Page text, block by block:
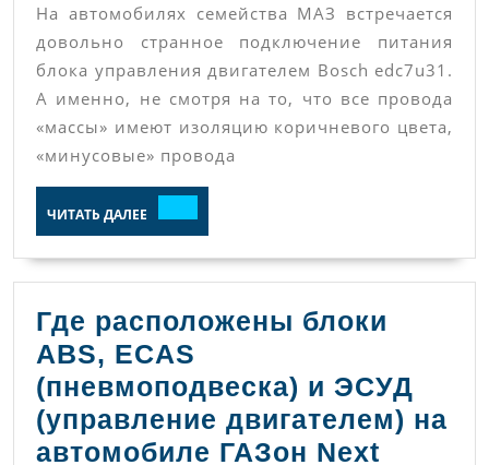
на
МАЗ
+
ЯМЗ
653
и
реле
и
На автомобилях семейства МАЗ встречается
довольно странное подключение питания
блока управления двигателем Bosch edc7u31.
А именно, не смотря на то, что все провода
«массы» имеют изоляцию коричневого цвета,
«минусовые» провода
ЧИТАТЬ ДАЛЕЕ ДАЛЕЕ
Где расположены блоки
ABS, ECAS
(пневмоподвеска) и ЭСУД
(управление двигателем) на
автомобиле ГАЗон Next